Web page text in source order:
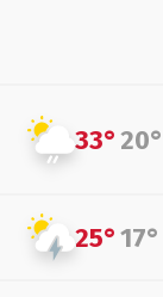
33°20°
25°17°